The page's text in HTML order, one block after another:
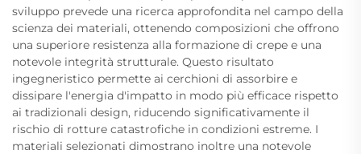
sviluppo prevede una ricerca approfondita nel campo della
scienza dei materiali, ottenendo composizioni che offrono
una superiore resistenza alla formazione di crepe e una
notevole integrità strutturale. Questo risultato
ingegneristico permette ai cerchioni di assorbire e
dissipare l'energia d'impatto in modo più efficace rispetto
ai tradizionali design, riducendo significativamente il
rischio di rotture catastrofiche in condizioni estreme. I
materiali selezionati dimostrano inoltre una notevole